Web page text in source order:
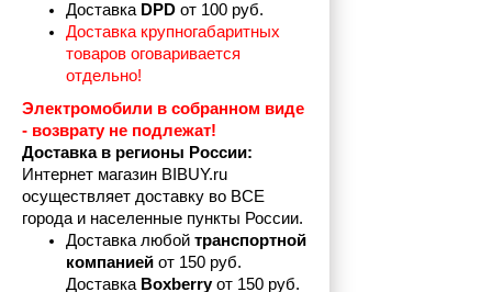
Доставка DPD от 100 руб.
Доставка крупногабаритных
товаров оговаривается
отдельно!
Электромобили в собранном виде
- возврату не подлежат!
Доставка в регионы России:
Интернет магазин BIBUY.ru
осуществляет доставку во ВСЕ
города и населенные пункты России.
Доставка любой транспортной
компанией от 150 руб.
Доставка Boxberry от 150 руб.